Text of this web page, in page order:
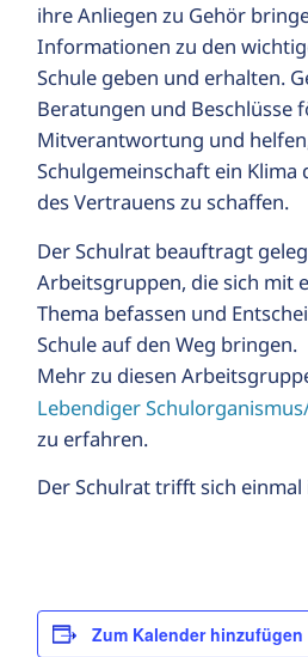
ihre Anliegen zu Gehör
Informationen zu den
Schule geben und erhalten.
Beratungen und Beschlüsse
Mitverantwortung und
Schulgemeinschaft ein Klima
des Vertrauens zu schaffen.
Der Schulrat beauftragt
Arbeitsgruppen, die sich mit
Thema befassen und
Schule auf den Weg bringen.
Mehr zu diesen
Lebendiger
zu erfahren.
Der Schulrat trifft sich
Zum Kalender hinzufügen